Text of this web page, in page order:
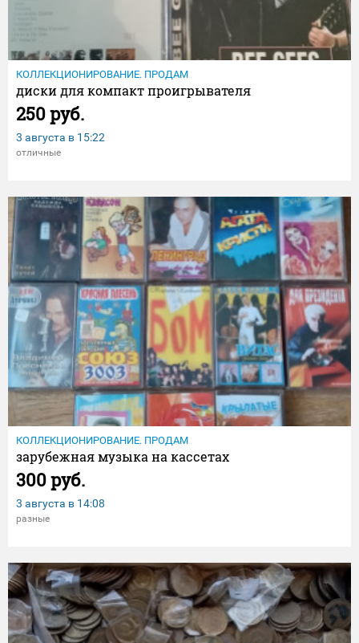
КОЛЛЕКЦИОНИРОВАНИЕ. ПРОДАМ
диски для компакт проигрывателя
250 руб.
3 августа в 15:22
отличные
КОЛЛЕКЦИОНИРОВАНИЕ. ПРОДАМ
зарубежная музыка на кассетах
300 руб.
3 августа в 14:08
разные